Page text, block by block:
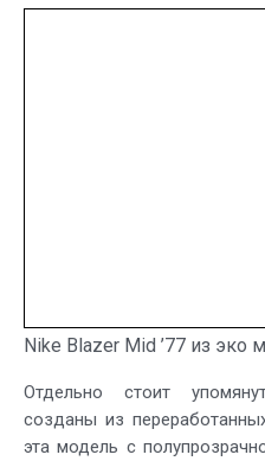
Nike Blazer Mid ’77 из эко
Отдельно стоит
созданы из
эта модель с